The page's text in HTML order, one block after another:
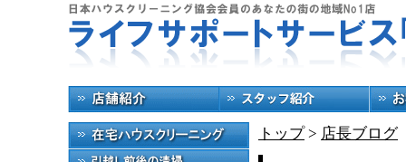
トップ> 店長ブログ